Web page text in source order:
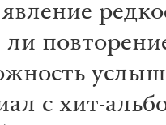
ли
с хит-